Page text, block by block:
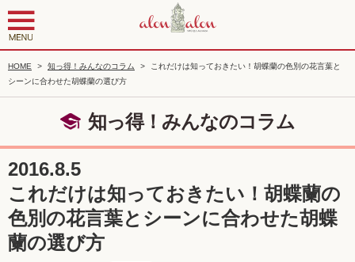
HOME > 知っ得！みんなのコラム >
これだけは知っておきたい！胡蝶蘭の色別の花言葉と
シーンに合わせた胡蝶蘭の選び方
知っ得！みんなのコラム
2016.8.5
これだけは知っておきたい！胡蝶蘭の
色別の花言葉とシーンに合わせた胡蝶
蘭の選び方